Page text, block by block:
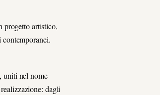
progetto artistico,
uniti nel nome
dagli